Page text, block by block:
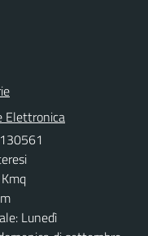
Elettronica
Lunedì